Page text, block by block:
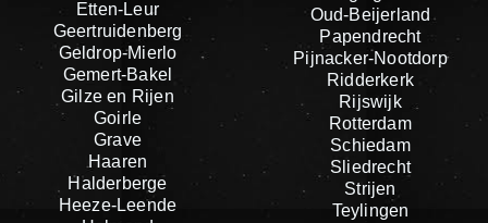
Etten-Leur
Geertruidenberg
Geldrop-Mierlo
Gemert-Bakel
Gilze en Rijen
Goirle
Grave
Haaren
Halderberge
Heeze-Leende
Oud-Beijerland
Papendrecht
Pijnacker-Nootdorp
Ridderkerk
Rijswijk
Rotterdam
Schiedam
Sliedrecht
Strijen
Teylingen